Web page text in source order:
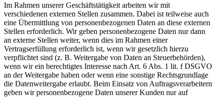
Im Rahmen unserer Geschäftstätigkeit arbeiten wir mit
verschiedenen externen Stellen zusammen. Dabei ist teilweise auch
eine Übermittlung von personenbezogenen Daten an diese externen
Stellen erforderlich. Wir geben personenbezogene Daten nur dann
an externe Stellen weiter, wenn dies im Rahmen einer
Vertragserfüllung erforderlich ist, wenn wir gesetzlich hierzu
verpflichtet sind (z. B. Weitergabe von Daten an Steuerbehörden),
wenn wir ein berechtigtes Interesse nach Art. 6 Abs. 1 lit. f DSGVO
an der Weitergabe haben oder wenn eine sonstige Rechtsgrundlage
die Datenweitergabe erlaubt. Beim Einsatz von Auftragsverarbeitern
geben wir personenbezogene Daten unserer Kunden nur auf